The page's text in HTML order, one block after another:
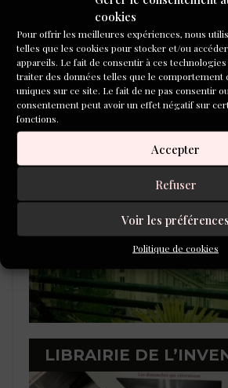
cookies
Pour offrir les meilleures expériences, nous
telles que les cookies pour stocker et/ou
appareils. Le fait de consentir à ces
traiter des données telles que le comportement
uniques sur ce site. Le fait de ne pas consentir
consentement peut avoir un effet négatif sur
fonctions.
Accepter
Refuser
Voir les préférences
Politique de cookies
L'ÉCOLE DU ROMAN
ÉCRITURE
LIBRAIRIE DE